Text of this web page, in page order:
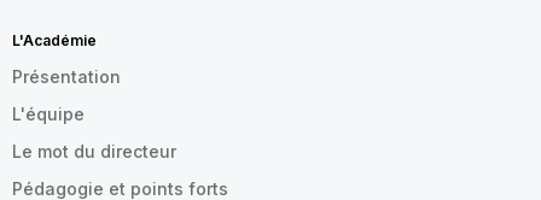
L'Académie
Présentation
L'équipe
Le mot du directeur
Pédagogie et points forts